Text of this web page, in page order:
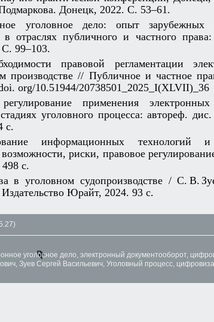
Донецк, 2022. С. 53–61.
уголовное дело: опыт
в отраслях публичного и частного
99–103.
правовой регламентации
производстве // Публичное и частное
org/10.51944/20738501_2025_I(XLVII)_36
применения электронных
уголовного процесса: автореф.
с.
информационных технологий
риски, правовое
с.
в уголовном судопроизводстве / С. В.
Юрайт, 2024. 93 с.
уголовное дело, электронный документооборот,
, Зуев Сергей Васильевич, Уголовный процесс,